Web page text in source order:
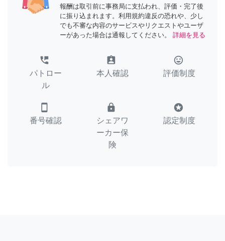
報酬は取引前に事務局に支払われ、評価・完了後
に振り込まれます。利用規約違反の恐れや、少し
でも不審な内容のサービスやリクエストやユーザ
ーがあった場合は通報してください。
詳細を見る
perm_phone_msg
パトロー
ル
assignment_ind
本人確認
tag_faces
評価制度
smartphone
番号確認
lock
シェアワ
ーカー保
険
stars
認定制度